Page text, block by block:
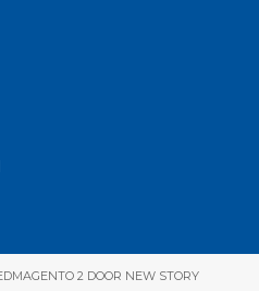
MAGENTO 2 DOOR NEW STORY